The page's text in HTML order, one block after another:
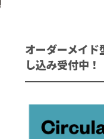
オーダーメイド
し込み受付中！